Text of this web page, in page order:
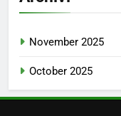
November 2025
October 2025